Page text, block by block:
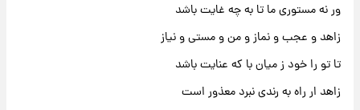
ور نه مستوری ما تا به چه غایت باشد
زاهد و عجب و نماز و من و مستی و نیاز
تا تو را خود ز میان با که عنایت باشد
زاهد ار راه به رندی نبرد معذور است